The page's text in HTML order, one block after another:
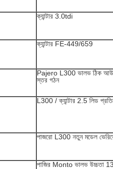
ক্যান্টার 3.0tdi
ক্যান্টার FE-449/659
Pajero L300 ভালভ ঠিক
স্তর গঠন
L300 / ক্যান্টার 2.5 লিড
পাজরো L300 নতুন মডেল
পাজির Monto ভালভ উচ্চতা